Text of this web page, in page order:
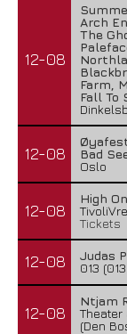
12-08
Arch
The
Farm,
Fall To
12-08
Bad
Oslo
12-08
High
Tickets
12-08
Judas
013
12-08
Ntjam
Theater
(Den